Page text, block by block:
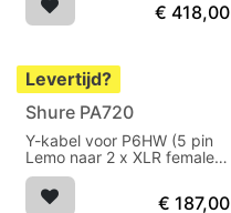
€ 418,00
Levertijd?
Shure PA720
Y-kabel voor P6HW (5 pin
Lemo naar 2 x XLR female)
3,3 m
€ 187,00